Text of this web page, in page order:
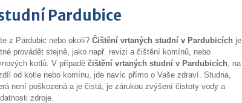
Pardubice
z Pardubic nebo okolí? Čištění vrtaných studní v Pardubicích je
provádět stejně, jako např. revizi a čištění komínů, nebo
kotlů. V případě čištění vrtaných studní v Pardubicích , na
od kotle nebo komínu, jde navíc přímo o Vaše zdraví. Studna,
není poškozená a je čistá, je zárukou zvýšení čistoty vody a
zdroje.